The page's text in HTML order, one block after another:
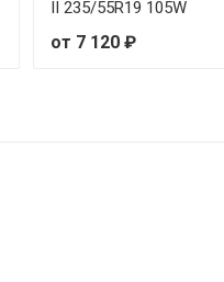
II 235/55R19 105W
от 7 120 ₽